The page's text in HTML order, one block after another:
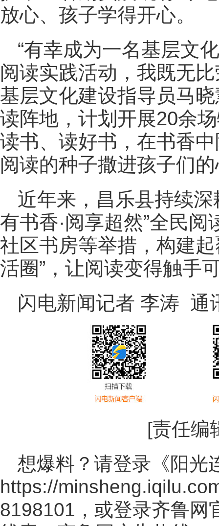
放心、孩子学得开心。
“有幸成为一名基层文
阅读实践活动，我既无
基层文化建设指导员马
读阵地，计划开展20余
读书、读好书，在书香
阅读的种子撒进孩子们
近年来，昌乐县持续
有书香·阅享超然”全民
社区书房等举措，构建
活圈”，让阅读变得触手
闪电新闻记者 李涛 通
[责任编
想爆料？请登录《阳光
https://
8198101，或登录齐鲁网